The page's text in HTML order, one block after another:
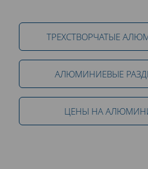
ТРЕХСТВОРЧАТЫЕ
АЛЮМИНИЕВЫЕ
ЦЕНЫ НА